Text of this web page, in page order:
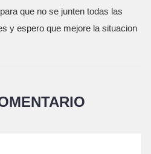
que no se junten todas las
y espero que mejore la situacion